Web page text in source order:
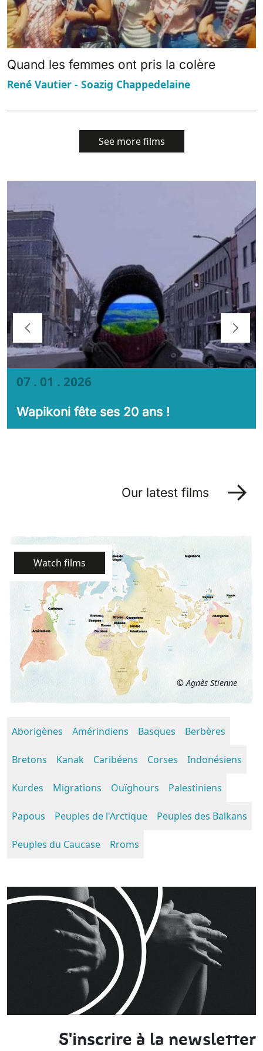
Quand les femmes ont pris la colère
René Vautier - Soazig Chappedelaine
See more films
07 . 01 . 2026
Wapikoni fête ses 20 ans !
Our latest films
Watch films
© Agnès Stienne
Aborigènes Amérindiens Basques Berbères
Bretons Kanak Caribéens Corses Indonésiens
Kurdes Migrations Ouïghours Palestiniens
Papous Peuples de l'Arctique Peuples des Balkans
Peuples du Caucase Rroms
S'inscrire à la newsletter